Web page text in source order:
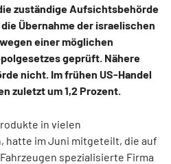
zuständige Aufsichtsbehörde
Übernahme der israelischen
einer möglichen
geprüft. Nähere
nicht. Im frühen US-Handel
zuletzt um 1,2 Prozent.
in vielen
hatte im Juni mitgeteilt, die auf
spezialisierte Firma